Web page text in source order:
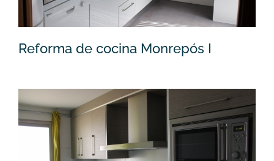
Reforma de cocina Monrepós I